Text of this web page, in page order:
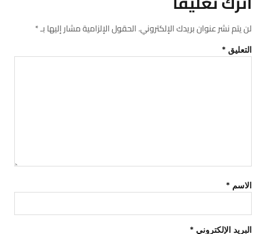
لن يتم نشر عنوان بريدك الإلكتروني.الحقول الإلزامية مشار إليها بـ*
التعليق *
الاسم *
البريد الإلكتروني *